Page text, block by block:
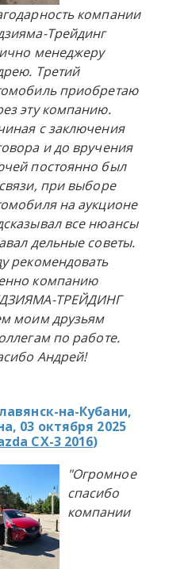
2018 1040 Т.Р. NISSAN
компании
Трейдинг
менеджеру
Третий
приобретаю
эту компанию.
с заключения
и до вручения
постоянно был
при выборе
на аукционе
все нюансы
дельные советы.
рекомендовать
компанию
ТРЕЙДИНГ
моим друзьям
по работе.
Андрей!
на-Кубани,
03 октября 2025
CX-3 2016)
"Огромное
спасибо
компании